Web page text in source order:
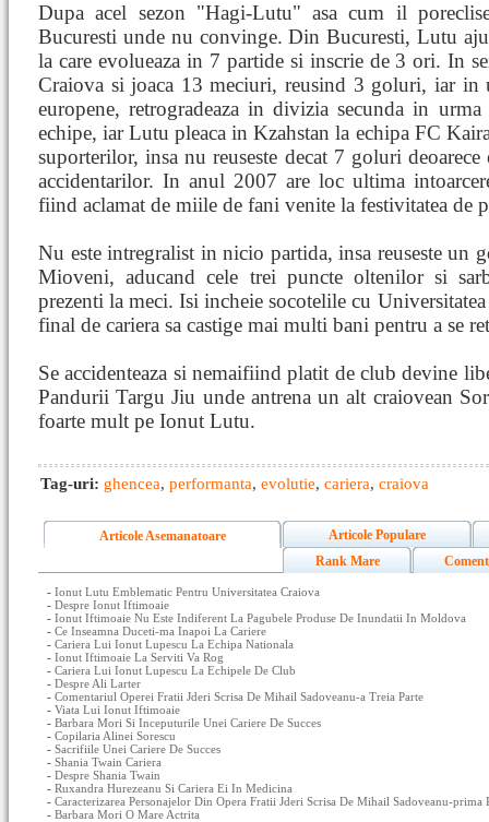
Dupa acel sezon "Hagi-Lutu" asa cum il
Bucuresti unde nu convinge. Din Bucuresti, Lutu
la care evolueaza in 7 partide si inscrie de 3 ori. In
Craiova si joaca 13 meciuri, reusind 3 goluri, iar in
europene, retrogradeaza in divizia secunda in
echipe, iar Lutu pleaca in Kzahstan la echipa FC
suporterilor, insa nu reuseste decat 7 goluri
accidentarilor. In anul 2007 are loc ultima
fiind aclamat de miile de fani venite la festivitatea de
Nu este intregralist in nicio partida, insa reuseste un
Mioveni, aducand cele trei puncte oltenilor si
prezenti la meci. Isi incheie socotelile cu
final de cariera sa castige mai multi bani pentru a se
Se accidenteaza si nemaifiind platit de club devine
Pandurii Targu Jiu unde antrena un alt craiovean
foarte mult pe Ionut Lutu.
Tag-uri: ghencea, performanta, evolutie, cariera, craiova
Articole Asemanatoare
Articole Populare
Rank Mare
- Ionut Lutu Emblematic Pentru Universitatea Craiova
- Despre Ionut Iftimoaie
- Ionut Iftimoaie Nu Este Indiferent La Pagubele Produse De Inundatii In Moldova
- Ce Inseamna Duceti-ma Inapoi La Cariere
- Cariera Lui Ionut Lupescu La Echipa Nationala
- Ionut Iftimoaie La Serviti Va Rog
- Cariera Lui Ionut Lupescu La Echipele De Club
- Despre Ali Larter
- Comentariul Operei Fratii Jderi Scrisa De Mihail Sadoveanu-a Treia Parte
- Viata Lui Ionut Iftimoaie
- Barbara Mori Si Inceputurile Unei Cariere De Succes
- Copilaria Alinei Sorescu
- Sacrifiile Unei Cariere De Succes
- Shania Twain Cariera
- Despre Shania Twain
- Ruxandra Hurezeanu Si Cariera Ei In Medicina
- Caracterizarea Personajelor Din Opera Fratii Jderi Scrisa De Mihail Sadoveanu-prima
- Barbara Mori O Mare Actrita